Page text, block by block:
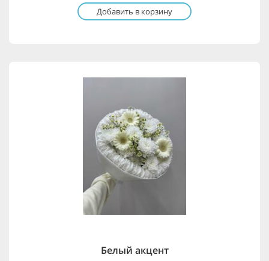
Добавить в корзину
Белый акцент